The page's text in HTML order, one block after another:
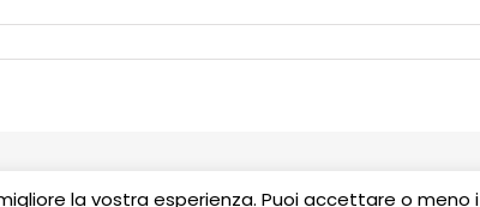
la vostra esperienza. Puoi accettare o meno i